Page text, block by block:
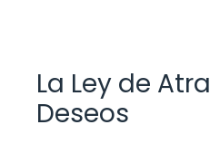
La Ley de
Deseos